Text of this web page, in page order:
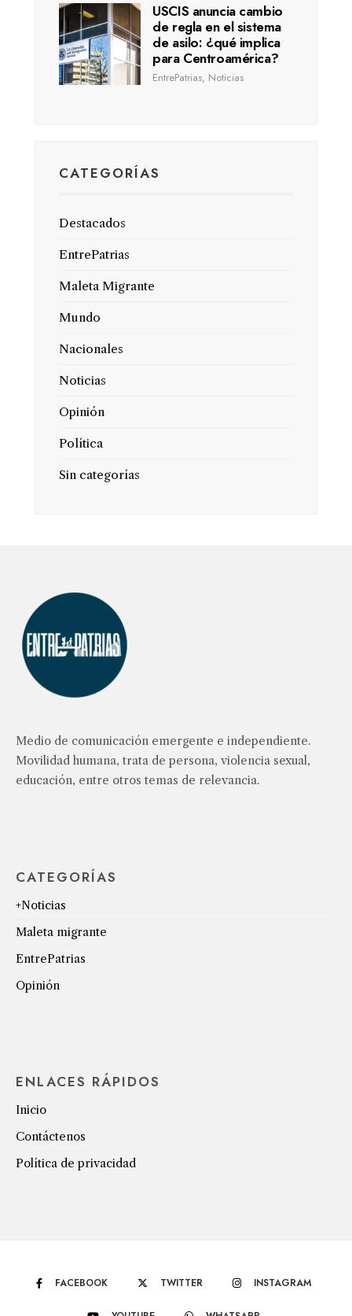
USCIS anuncia cambio
de regla en el sistema
de asilo: ¿qué implica
para Centroamérica?
EntrePatrias, Noticias
CATEGORÍAS
Destacados
EntrePatrias
Maleta Migrante
Mundo
Nacionales
Noticias
Opinión
Política
Sin categorías
Medio de comunicación emergente e independiente.
Movilidad humana, trata de persona, violencia sexual,
educación, entre otros temas de relevancia.
CATEGORÍAS
+Noticias
Maleta migrante
EntrePatrias
Opinión
ENLACES RÁPIDOS
Inicio
Contáctenos
Política de privacidad
FACEBOOK TWITTER INSTAGRAM